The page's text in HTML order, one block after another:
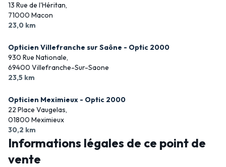
13 Rue de l'Héritan,
71000 Macon
23,0 km
Opticien Villefranche sur Saône - Optic 2000
930 Rue Nationale,
69400 Villefranche-Sur-Saone
23,5 km
Opticien Meximieux - Optic 2000
22 Place Vaugelas,
01800 Meximieux
30,2 km
Informations légales de ce point de
vente